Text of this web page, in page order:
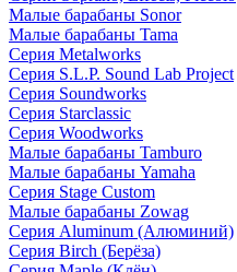
Малые барабаны Sonor
Малые барабаны Tama
Серия Metalworks
Серия S.L.P. Sound Lab Project
Серия Soundworks
Серия Starclassic
Серия Woodworks
Малые барабаны Tamburo
Малые барабаны Yamaha
Серия Stage Custom
Малые барабаны Zowag
Серия Aluminum (Алюминий)
Серия Birch (Берёза)